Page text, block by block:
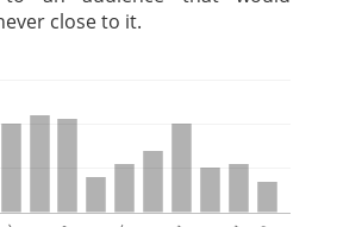
close to it.